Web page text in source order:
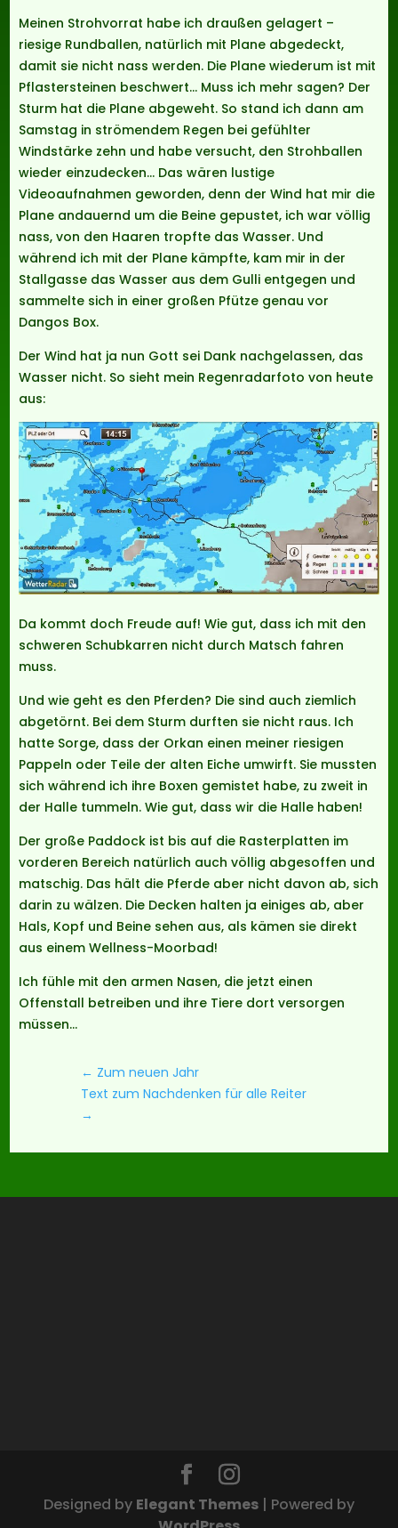
Meinen Strohvorrat habe ich draußen gelagert –
riesige Rundballen, natürlich mit Plane abgedeckt,
damit sie nicht nass werden. Die Plane wiederum ist mit
Pflastersteinen beschwert… Muss ich mehr sagen? Der
Sturm hat die Plane abgeweht. So stand ich dann am
Samstag in strömendem Regen bei gefühlter
Windstärke zehn und habe versucht, den Strohballen
wieder einzudecken… Das wären lustige
Videoaufnahmen geworden, denn der Wind hat mir die
Plane andauernd um die Beine gepustet, ich war völlig
nass, von den Haaren tropfte das Wasser. Und
während ich mit der Plane kämpfte, kam mir in der
Stallgasse das Wasser aus dem Gulli entgegen und
sammelte sich in einer großen Pfütze genau vor
Dangos Box.
Der Wind hat ja nun Gott sei Dank nachgelassen, das
Wasser nicht. So sieht mein Regenradarfoto von heute
aus:
Da kommt doch Freude auf! Wie gut, dass ich mit den
schweren Schubkarren nicht durch Matsch fahren
muss.
Und wie geht es den Pferden? Die sind auch ziemlich
abgetörnt. Bei dem Sturm durften sie nicht raus. Ich
hatte Sorge, dass der Orkan einen meiner riesigen
Pappeln oder Teile der alten Eiche umwirft. Sie mussten
sich während ich ihre Boxen gemistet habe, zu zweit in
der Halle tummeln. Wie gut, dass wir die Halle haben!
Der große Paddock ist bis auf die Rasterplatten im
vorderen Bereich natürlich auch völlig abgesoffen und
matschig. Das hält die Pferde aber nicht davon ab, sich
darin zu wälzen. Die Decken halten ja einiges ab, aber
Hals, Kopf und Beine sehen aus, als kämen sie direkt
aus einem Wellness-Moorbad!
Ich fühle mit den armen Nasen, die jetzt einen
Offenstall betreiben und ihre Tiere dort versorgen
müssen…
← Zum neuen Jahr
Text zum Nachdenken für alle Reiter
→
Designed by Elegant Themes| Powered by